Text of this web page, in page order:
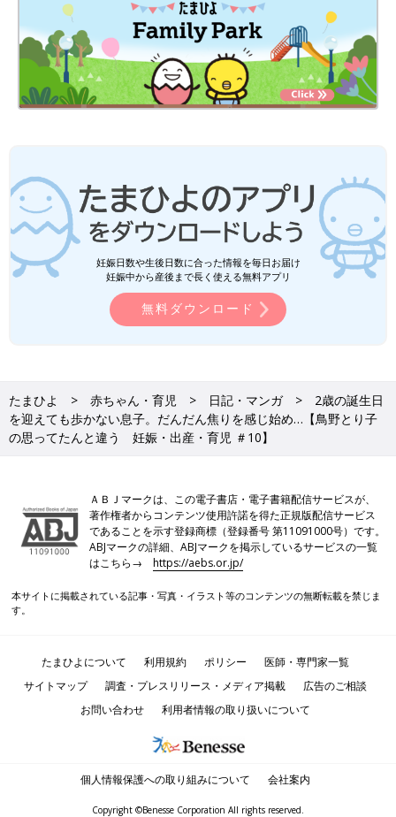
妊娠日数や生後日数に合った情報を毎日お届け
妊娠中から産後まで長く使える無料アプリ
無料ダウンロード
たまひよ 赤ちゃん・育児 日記・マンガ
2歳の誕生日
を迎えても歩かない息子。だんだん焦りを感じ始め…【鳥野とり子
の思ってたんと違う 妊娠・出産・育児 ＃10】
ＡＢＪマークは、この電子書店・電子書籍配信サービスが、
著作権者からコンテンツ使用許諾を得た正規版配信サービス
であることを示す登録商標（登録番号 第11091000号）です。
ABJマークの詳細、ABJマークを掲示しているサービスの一覧
はこちら→https://aebs.or.jp/
本サイトに掲載されている記事・写真・イラスト等のコンテンツの無断転載を禁じま
す。
たまひよについて 利用規約 ポリシー
医師・専門家一覧
サイトマップ
調査・プレスリリース・メディア掲載
広告のご相談
お問い合わせ
利用者情報の取り扱いについて
個人情報保護への取り組みについて 会社案内
Copyright ©Benesse Corporation All rights reserved.